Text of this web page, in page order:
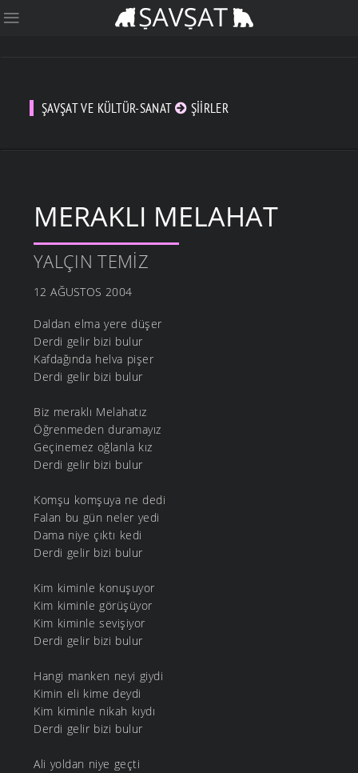
ŞAVŞAT VE KÜLTÜR-SANAT ŞIIRLER
MERAKLI MELAHAT
YALÇIN TEMIZ
12 AĞUSTOS 2004
Daldan elma yere düşer
Derdi gelir bizi bulur
Kafdağında helva pişer
Derdi gelir bizi bulur
Biz meraklı Melahatız
Öğrenmeden duramayız
Geçinemez oğlanla kız
Derdi gelir bizi bulur
Komşu komşuya ne dedi
Falan bu gün neler yedi
Dama niye çıktı kedi
Derdi gelir bizi bulur
Kim kiminle konuşuyor
Kim kiminle görüşüyor
Kim kiminle sevişiyor
Derdi gelir bizi bulur
Hangi manken neyi giydi
Kimin eli kime deydi
Kim kiminle nikah kıydı
Derdi gelir bizi bulur
Ali yoldan niye geçti